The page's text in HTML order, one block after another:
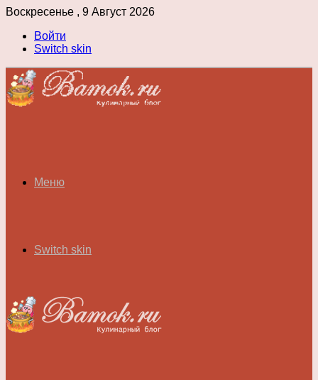
Воскресенье , 9 Август 2026
Войти
Switch skin
Меню
Switch skin